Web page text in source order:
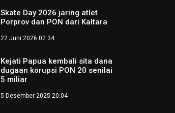
Skate Day 2026 jaring atlet
Porprov dan PON dari Kaltara
22 Juni 2026 02:34
Kejati Papua kembali sita dana
dugaan korupsi PON 20 senilai
5 miliar
5 Desember 2025 20:04